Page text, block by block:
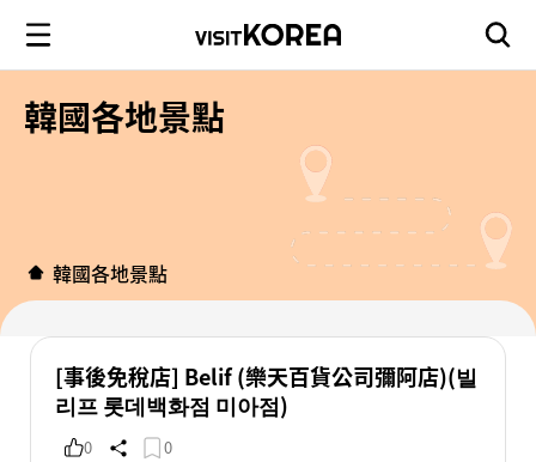
韓國各地景點
韓國各地景點
[事後免稅店] Belif (樂天百貨公司彌阿店)(빌
리프 롯데백화점 미아점)
0 0